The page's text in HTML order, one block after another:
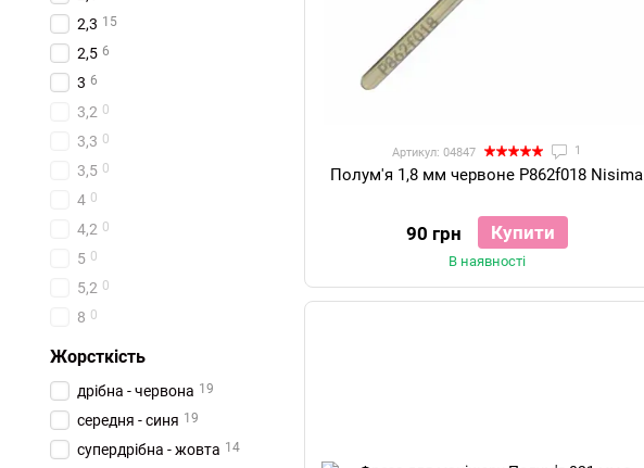
Артикул: 04847 1
Полум'я 1,8 мм червоне P862f018 Nisima
90 грн Купити
В наявності
2,3 15
2,5 6
3 6
3,2 0
3,3 0
3,5 0
4 0
4,2 0
5 0
5,2 0
8 0
Жорсткість
дрібна - червона 19
середня - синя 19
супердрібна - жовта 14